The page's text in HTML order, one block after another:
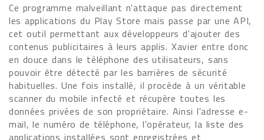
Ce programme malveillant n'attaque pas directement
les applications du Play Store mais passe par une API,
cet outil permettant aux développeurs d'ajouter des
contenus publicitaires à leurs applis. Xavier entre donc
en douce dans le téléphone des utilisateurs, sans
pouvoir être détecté par les barrières de sécurité
habituelles. Une fois installé, il procède à un véritable
scanner du mobile infecté et récupère toutes les
données privées de son propriétaire. Ainsi l'adresse e-
mail, le numéro de téléphone, l'opérateur, la liste des
applications installées sont enregistrées et